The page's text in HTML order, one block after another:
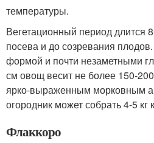
температуры.
Вегетационный период длится
посева и до созревания
формой и почти незаметными
см овощ весит не более 150-
ярко-выраженным морковным
огородник может собрать 4-5 кг
Флаккоро